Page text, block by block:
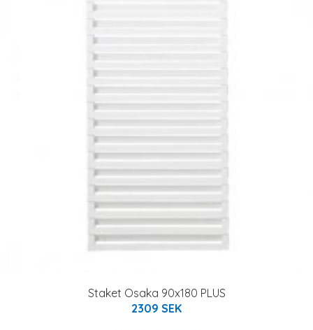
Staket Osaka 90x180 PLUS
2309 SEK